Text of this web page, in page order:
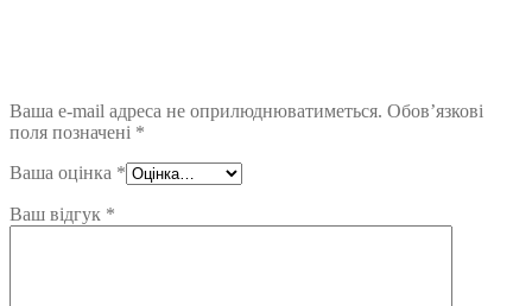
Ваша e-mail адреса не оприлюднюватиметься. Обов’язкові
поля позначені *
Ваша оцінка *
Ваш відгук *